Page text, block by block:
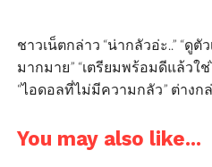
ชาวเน็ตกล่าว “น่ากลัวอ่ะ..” “ดูตั
มากมาย” “เตรียมพร้อมดีแล้วใ
“ไอดอลที่ไม่มีความกลัว” ต่างก
You may also like...